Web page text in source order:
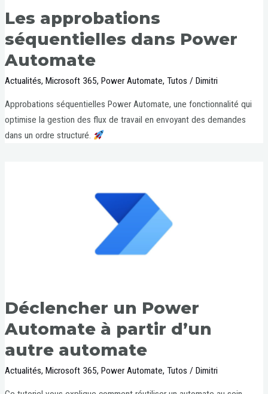
Les approbations
séquentielles dans Power
Automate
Actualités,Microsoft 365,Power Automate,Tutos /Dimitri
Approbations séquentielles Power Automate, une fonctionnalité qui
optimise la gestion des flux de travail en envoyant des demandes
dans un ordre structuré.
Déclencher un Power
Automate à partir d’un
autre automate
Actualités,Microsoft 365,Power Automate,Tutos /Dimitri